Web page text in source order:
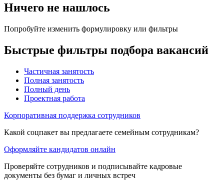
Ничего не нашлось
Попробуйте изменить формулировку или фильтры
Быстрые фильтры подбора вакансий
Частичная занятость
Полная занятость
Полный день
Проектная работа
Корпоративная поддержка сотрудников
Какой соцпакет вы предлагаете семейным сотрудникам?
Оформляйте кандидатов онлайн
Проверяйте сотрудников и подписывайте кадровые
документы без бумаг и личных встреч